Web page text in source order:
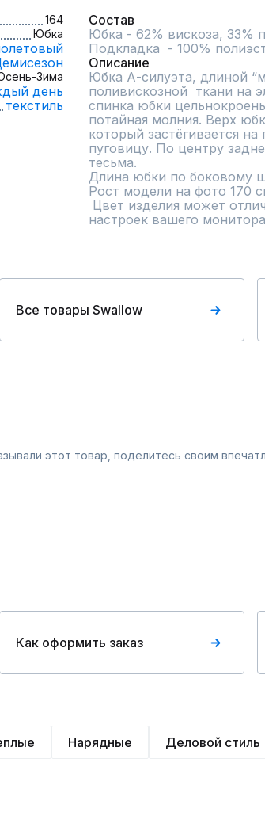
164
Юбка
Зима
день
текстиль
Состав
Юбка - 62% вискоза, 33%
Подкладка  - 100%
Описание
Юбка А-силуэта, длиной
поливискозной  ткани на
спинка юбки
потайная молния. Верх
который застёгивается
пуговицу. По центру
тесьма.
Длина юбки по боковому
Рост модели на фото 170
настроек вашего
Все товары Swallow
этот товар, поделитесь своим
Как оформить заказ
Нарядные Деловой стиль